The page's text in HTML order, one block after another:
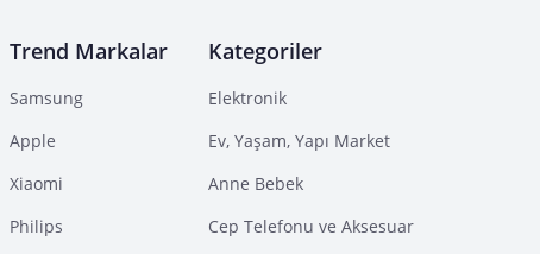
Trend Markalar
Samsung
Apple
Xiaomi
Philips
Kategoriler
Elektronik
Ev, Yaşam, Yapı Market
Anne Bebek
Cep Telefonu ve Aksesuar